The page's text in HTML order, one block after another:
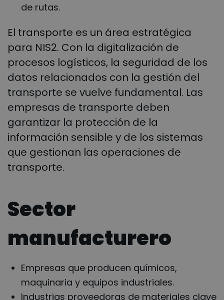
de rutas.
El transporte es un área estratégica
para NIS2. Con la digitalización de
procesos logísticos, la seguridad de los
datos relacionados con la gestión del
transporte se vuelve fundamental. Las
empresas de transporte deben
garantizar la protección de la
información sensible y de los sistemas
que gestionan las operaciones de
transporte.
Sector
manufacturero
Empresas que producen químicos,
maquinaria y equipos industriales.
Industrias proveedoras de materiales clave